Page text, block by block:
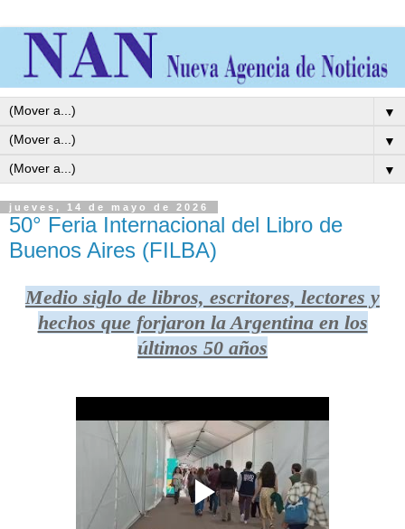
▼
▼
▼
jueves, 14 de mayo de 2026
50° Feria Internacional del Libro de
Buenos Aires (FILBA)
Medio siglo de libros, escritores, lectores y
hechos que forjaron la Argentina en los
últimos 50 años